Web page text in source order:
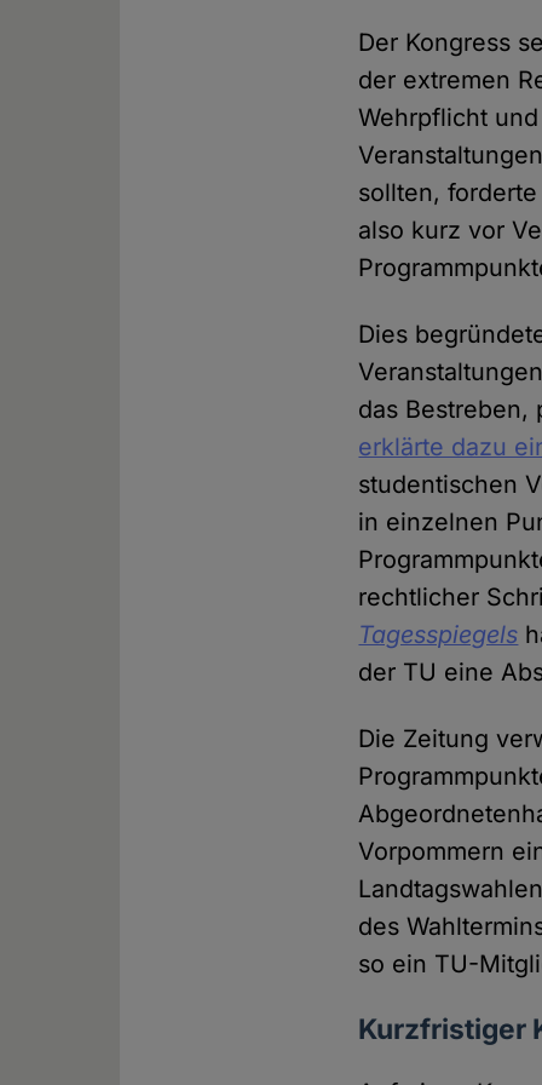
Der Kongress
der extremen
Wehrpflicht
sollten,
also kurz vor
Dies
das Bestreben,
erklärte dazu
studentischen
in einzelnen
rechtlicher
Tagesspiegels
der TU eine
Die Zeitung
Vorpommern
des
so ein TU-
Kurzfristiger